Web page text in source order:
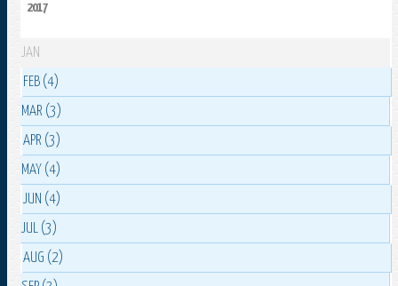
2017
JAN
FEB (4)
MAR (3)
APR (3)
MAY (4)
JUN (4)
JUL (3)
AUG (2)